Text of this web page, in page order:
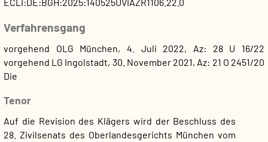
Verfahrensgang
vorgehend OLG München, 4. Juli 2022, Az: 28 U 16/22
vorgehend LG Ingolstadt, 30. November 2021, Az: 21 O 2451/20
Die
Tenor
Auf die Revision des Klägers wird der Beschluss des
28. Zivilsenats des Oberlandesgerichts München vom